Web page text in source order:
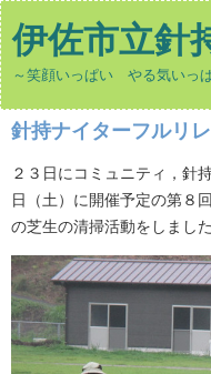
伊佐市立針
～笑顔いっぱい やる気いっ
針持ナイターフルリ
２３日にコミュニティ，針
日（土）に開催予定の第８
の芝生の清掃活動をしました